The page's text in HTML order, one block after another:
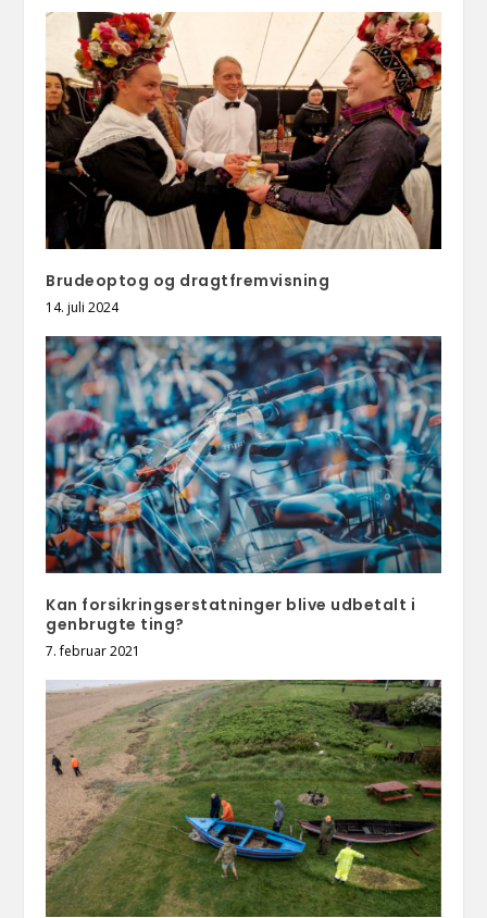
Brudeoptog og dragtfremvisning
14. juli 2024
Kan forsikringserstatninger blive udbetalt i
genbrugte ting?
7. februar 2021